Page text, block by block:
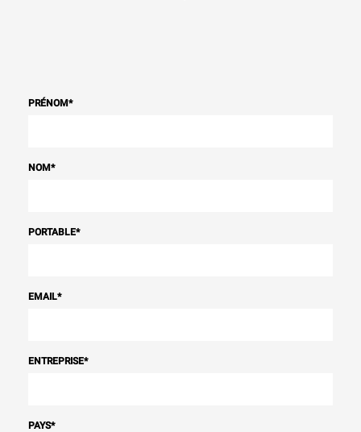
PRÉNOM*
NOM*
PORTABLE*
EMAIL*
ENTREPRISE*
PAYS*